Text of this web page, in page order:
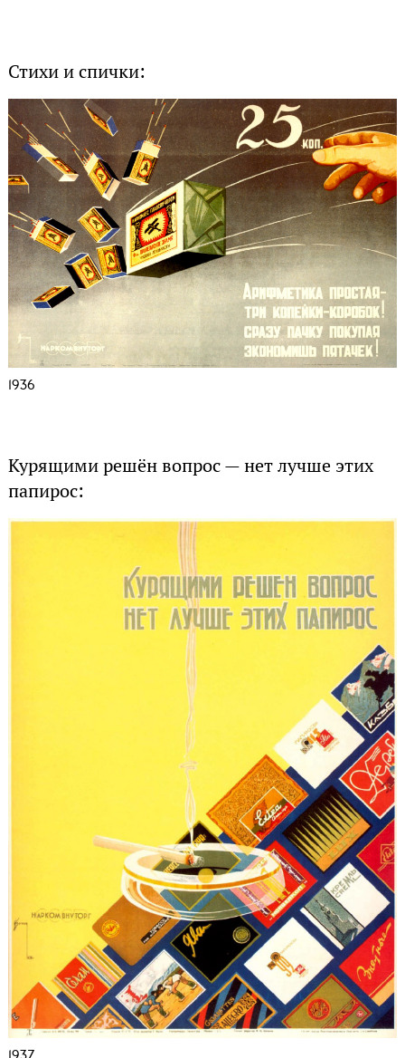
Стихи и спички:
1936
Курящими решён вопрос — нет лучше этих
папирос: